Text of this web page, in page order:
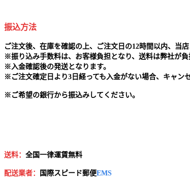
振込方法
ご注文後、在庫を確認の上、ご注文日の12時間以内、当
※振り込み手数料は、お客様負担となり、送料は弊社が負
※ 入金確認後の発送となります。
※ ご注文確定日より3日経っても入金がない場合、キャン
※ ご希望の銀行から振込みしてください。
送料： 全国一律運賃無料
配送業者： 国 際スピード郵便EMS